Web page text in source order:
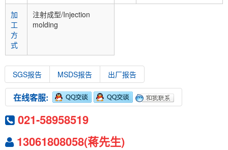
加
工
方
式
注射成型/Injection
molding
SGS报告 MSDS报告 出厂报告
在线客服:
021-58958519
13061808058(蒋先生)